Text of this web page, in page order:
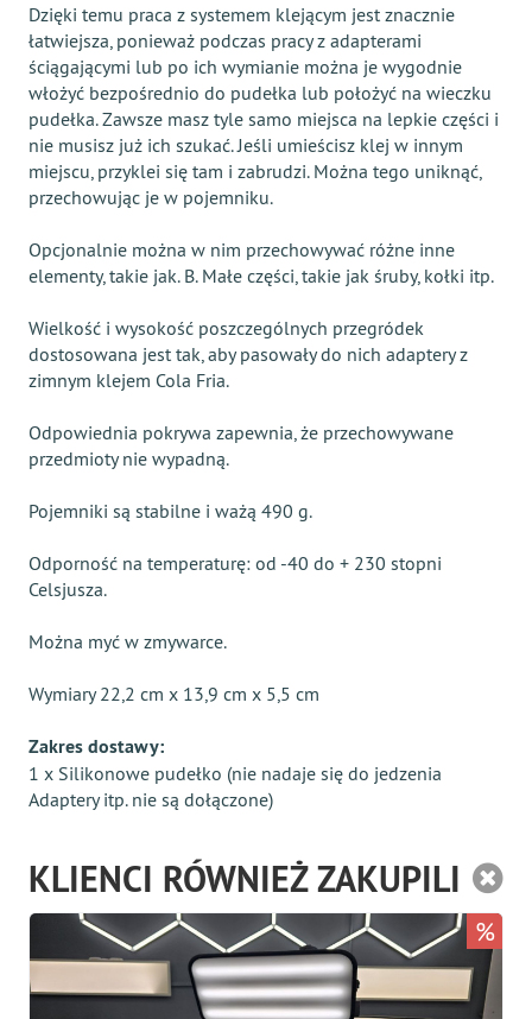
Dzięki temu praca z systemem klejącym jest znacznie
łatwiejsza, ponieważ podczas pracy z adapterami
ściągającymi lub po ich wymianie można je wygodnie
włożyć bezpośrednio do pudełka lub położyć na wieczku
pudełka. Zawsze masz tyle samo miejsca na lepkie części i
nie musisz już ich szukać. Jeśli umieścisz klej w innym
miejscu, przyklei się tam i zabrudzi. Można tego uniknąć,
przechowując je w pojemniku.
Opcjonalnie można w nim przechowywać różne inne
elementy, takie jak. B. Małe części, takie jak śruby, kołki itp.
Wielkość i wysokość poszczególnych przegródek
dostosowana jest tak, aby pasowały do ​​nich adaptery z
zimnym klejem Cola Fria.
Odpowiednia pokrywa zapewnia, że ​​przechowywane
przedmioty nie wypadną.
Pojemniki są stabilne i ważą 490 g.
Odporność na temperaturę: od -40 do + 230 stopni
Celsjusza.
Można myć w zmywarce.
Wymiary 22,2 cm x 13,9 cm x 5,5 cm
Zakres dostawy:
1 x Silikonowe pudełko (nie nadaje się do jedzenia
Adaptery itp. nie są dołączone)
KLIENCI RÓWNIEŻ ZAKUPILI
%